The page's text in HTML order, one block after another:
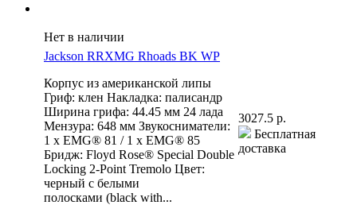
Нет в наличии
Jackson RRXMG Rhoads BK WP
Корпус из американской липы
Гриф: клен Накладка: палисандр
Ширина грифа: 44.45 мм 24 лада
Мензура: 648 мм Звукосниматели:
1 x EMG® 81 / 1 x EMG® 85
Бридж: Floyd Rose® Special Double
Locking 2-Point Tremolo Цвет:
черный с белыми
полосками (black with...
3027.5 р.
Бесплатная
доставка